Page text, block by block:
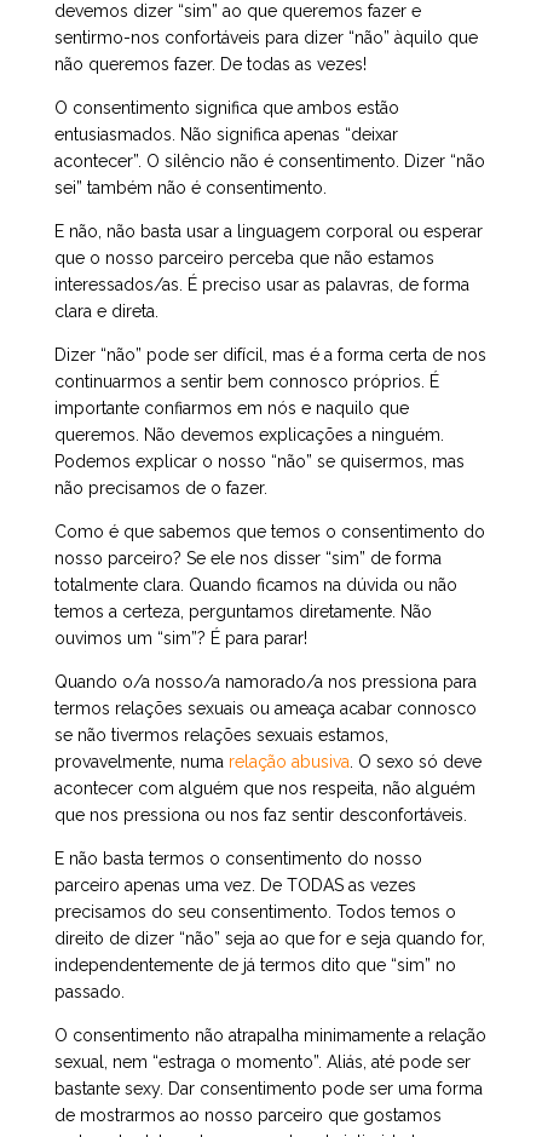
devemos dizer “sim” ao que queremos fazer e
sentirmo-nos confortáveis para dizer “não” àquilo que
não queremos fazer. De todas as vezes!
O consentimento significa que ambos estão
entusiasmados. Não significa apenas “deixar
acontecer”. O silêncio não é consentimento. Dizer “não
sei” também não é consentimento.
E não, não basta usar a linguagem corporal ou esperar
que o nosso parceiro perceba que não estamos
interessados/as. É preciso usar as palavras, de forma
clara e direta.
Dizer “não” pode ser difícil, mas é a forma certa de nos
continuarmos a sentir bem connosco próprios. É
importante confiarmos em nós e naquilo que
queremos. Não devemos explicações a ninguém.
Podemos explicar o nosso “não” se quisermos, mas
não precisamos de o fazer.
Como é que sabemos que temos o consentimento do
nosso parceiro? Se ele nos disser “sim” de forma
totalmente clara. Quando ficamos na dúvida ou não
temos a certeza, perguntamos diretamente. Não
ouvimos um “sim”? É para parar!
Quando o/a nosso/a namorado/a nos pressiona para
termos relações sexuais ou ameaça acabar connosco
se não tivermos relações sexuais estamos,
provavelmente, numa relação abusiva . O sexo só deve
acontecer com alguém que nos respeita, não alguém
que nos pressiona ou nos faz sentir desconfortáveis.
E não basta termos o consentimento do nosso
parceiro apenas uma vez. De TODAS as vezes
precisamos do seu consentimento. Todos temos o
direito de dizer “não” seja ao que for e seja quando for,
independentemente de já termos dito que “sim” no
passado.
O consentimento não atrapalha minimamente a relação
sexual, nem “estraga o momento”. Aliás, até pode ser
bastante sexy. Dar consentimento pode ser uma forma
de mostrarmos ao nosso parceiro que gostamos